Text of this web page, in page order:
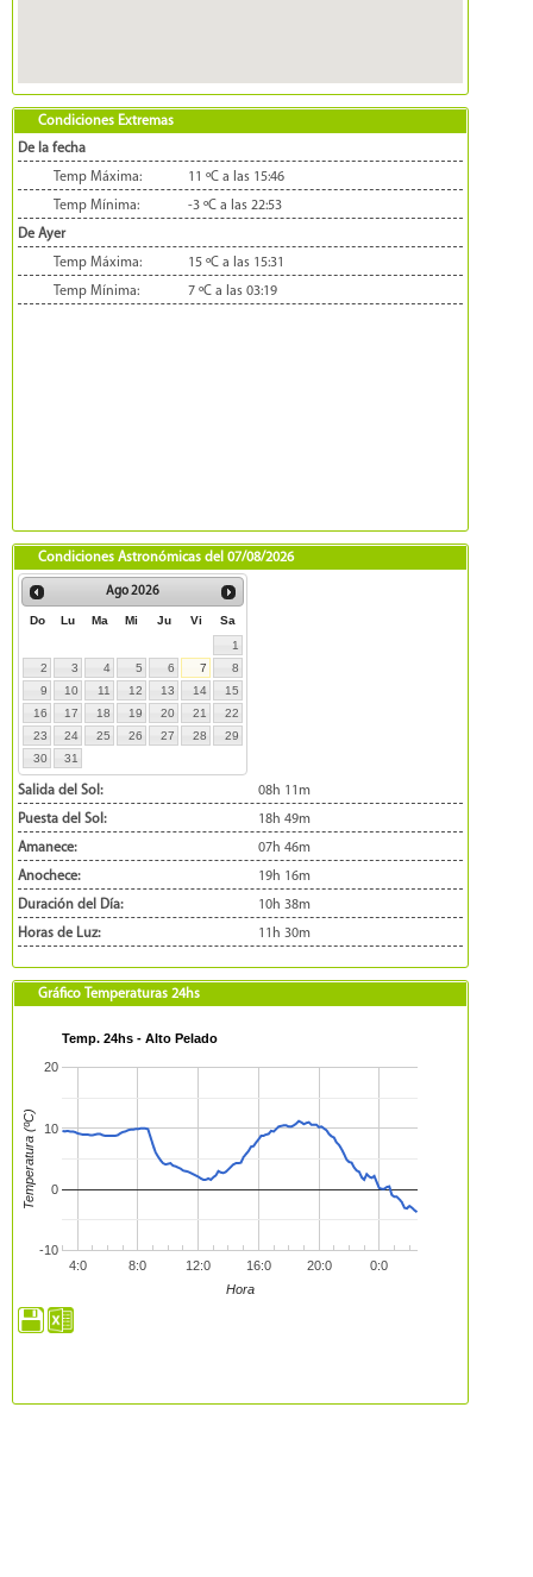
Condiciones Extremas
De la fecha
Temp Máxima:
11 ºC a las 15:46
Temp Mínima:
-3 ºC a las 22:53
De Ayer
Temp Máxima:
15 ºC a las 15:31
Temp Mínima:
7 ºC a las 03:19
Condiciones Astronómicas del 07/08/2026
Ago2026
Do Lu Ma Mi Ju Vi
Sa
1
2
3 4 5 6 7
8
9
10 11 12 13 14
15
16
17 18 19 20 21
22
23
24 25 26 27 28
29
30
31
Salida del Sol:
08h 11m
Puesta del Sol:
18h 49m
Amanece:
07h 46m
Anochece:
19h 16m
Duración del Día:
10h 38m
Horas de Luz:
11h 30m
Gráfico Temperaturas 24hs
Temp. 24hs - Alto Pelado
4:0 8:0 12:0 16:0 20:0 0:0
-10
0
10
20
Hora
Temperatura (ºC)